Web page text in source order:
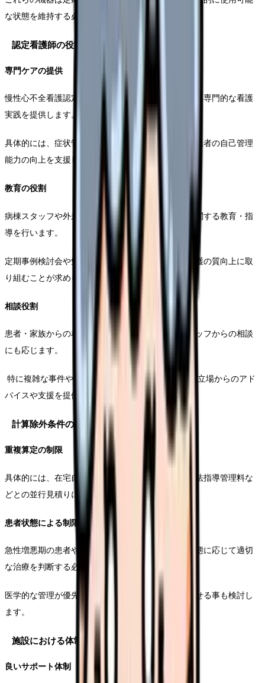
な状態を維持する必要があります。
認定看護師の役割と責務
専門ケアの提供
慢性心不全看護認定看護師は、科学的根拠に基づいた専門的な看護
実践を提供します。
具体的には、症状管理、服薬指導、生活指導など、患者の自己管理
能力の向上を支援します。
教育の役割
病棟スタッフや外来看護師に対して、心不全看護に関する教育・指
導を行います。
定期事例検討会や勉強会を開催し、チーム全体の看護の質向上に取
り組むことが求められます。
相談役割
患者・家族からの相談対応に加えて、他の医療スタッフからの相談
にも応じます。
特に複雑な事件や困難な事例については、専門的な立場からのアド
バイスや支援を提供します。
計算除外条件の詳細
重複算定の制限
具体的には、在宅自己注射指導管理料や在宅酸素療法指導管理料な
どとの並行見積りには注意が必要です。
患者状態による制限
急性増悪期の患者や、終末期の患者については、状態に応じて適切
な治療を判断する必要があります。
医学的な管理が優先される場合は、見積りを見合わせる事も検討し
ます。
施設における体制整備のポイント
良いサポート体制